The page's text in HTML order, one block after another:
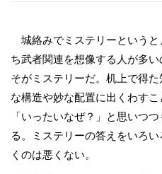
城絡みでミステリーというと
ち武者関連を想像する人が多
そがミステリーだ。机上で得
な構造や妙な配置に出くわすこ
「いったいなぜ？」と思いつ
る。ミステリーの答えをいろ
くのは悪くない。